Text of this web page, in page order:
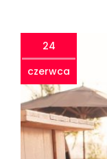
24
czerwca